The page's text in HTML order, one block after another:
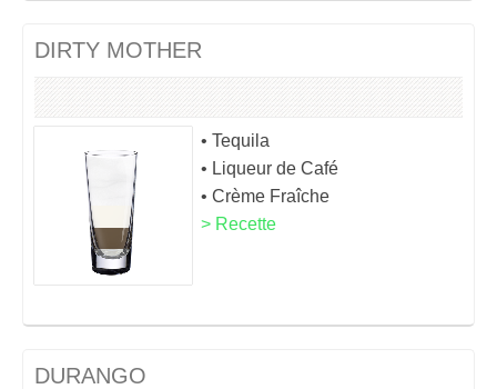
DIRTY MOTHER
• Tequila
• Liqueur de Café
• Crème Fraîche
> Recette
DURANGO